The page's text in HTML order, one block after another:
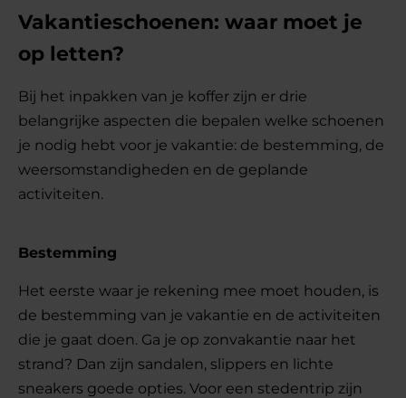
Vakantieschoenen: waar moet je
op letten?
Bij het inpakken van je koffer zijn er drie
belangrijke aspecten die bepalen welke schoenen
je nodig hebt voor je vakantie: de bestemming, de
weersomstandigheden en de geplande
activiteiten.
Bestemming
Het eerste waar je rekening mee moet houden, is
de bestemming van je vakantie en de activiteiten
die je gaat doen. Ga je op zonvakantie naar het
strand? Dan zijn sandalen, slippers en lichte
sneakers goede opties. Voor een stedentrip zijn